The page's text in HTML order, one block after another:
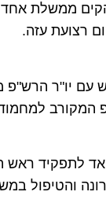
ממשלת
רצועת עזה.
עם יו"ר
המקורב
לתפקיד
והטיפול